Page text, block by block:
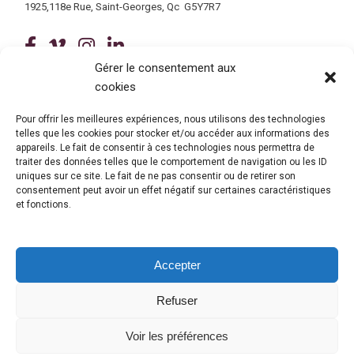
Gérer le consentement aux
cookies
Pour offrir les meilleures expériences, nous utilisons des technologies
telles que les cookies pour stocker et/ou accéder aux informations des
appareils. Le fait de consentir à ces technologies nous permettra de
traiter des données telles que le comportement de navigation ou les ID
uniques sur ce site. Le fait de ne pas consentir ou de retirer son
consentement peut avoir un effet négatif sur certaines caractéristiques
et fonctions.
Accepter
Refuser
Voir les préférences
1925,118e Rue, Saint-Georges, Qc G5Y7R7
(ce lien ouvre dans une nouvelle
(ce lien ouvre dans une nouvelle
(ce lien ouvre dans une
Tous droits réservés © 2026 Centre de services scolaire de la
Politique de confidentialité|Accessibilité
Conception site web : Ubéo solutions web(ce lien ouvre dans une nouvelle
© Gouvernement du Québec, 2026